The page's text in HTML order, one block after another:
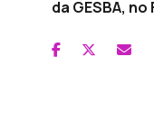
da GESBA, no